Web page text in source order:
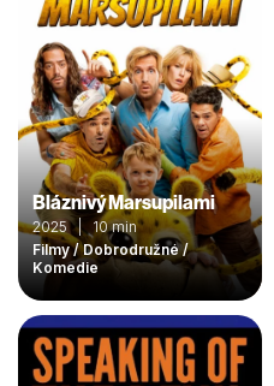
Bláznivý Marsupilami
2025 | 10 min
Filmy / Dobrodružné /
Komedie